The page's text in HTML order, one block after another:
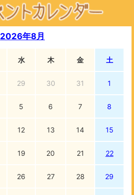
2026年8月
水 木 金 土
29 30 31 1
5 6 7 8
12 13 14 15
19 20 21 22
26 27 28 29